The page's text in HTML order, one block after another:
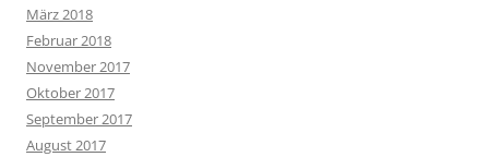
März 2018
Februar 2018
November 2017
Oktober 2017
September 2017
August 2017